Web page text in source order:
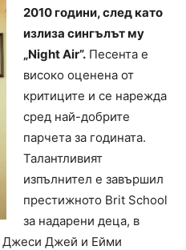
2010 години, след като
излиза сингълът му
„Night Air”. Песента е
високо оценена от
критиците и се нарежда
сред най-добрите
парчета за годината.
Талантливият
изпълнител е завършил
престижното Brit School
за надарени деца, в
Джеси Джей и Ейми